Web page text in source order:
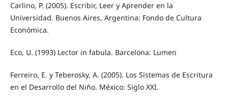
Carlino, P. (2005). Escribir, Leer y Aprender en la
Universidad. Buenos Aires, Argentina: Fondo de Cultura
Económica.
Eco, U. (1993) Lector in fabula. Barcelona: Lumen
Ferreiro, E. y Teberosky, A. (2005). Los Sistemas de Escritura
en el Desarrollo del Niño. México: Siglo XXI.